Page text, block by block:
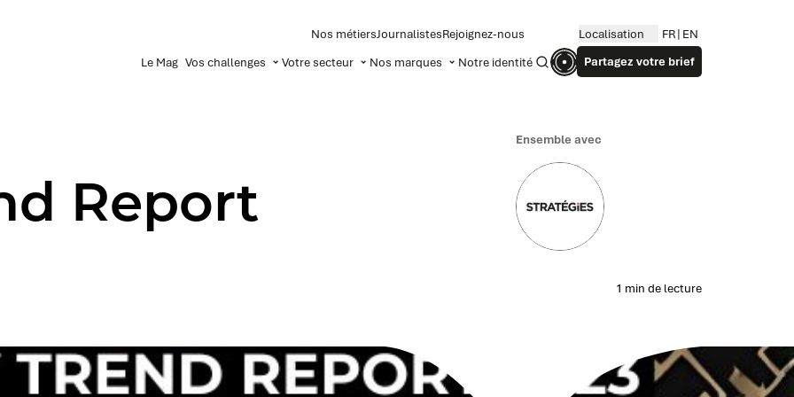
Le Mag Vos challenges Votre secteur Nos marques Notre identité RecherchePartagez votre brief
Nos métiersJournalistesRejoignez-nous Localisation FR EN
Report
Ensemble avec
1 min de lecture